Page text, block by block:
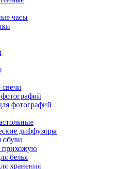
часы
фотографий
диффузоры
прихожую
белья
хранения